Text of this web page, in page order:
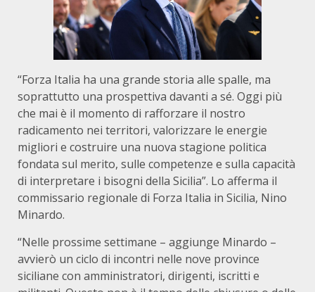
“Forza Italia ha una grande storia alle spalle, ma
soprattutto una prospettiva davanti a sé. Oggi più
che mai è il momento di rafforzare il nostro
radicamento nei territori, valorizzare le energie
migliori e costruire una nuova stagione politica
fondata sul merito, sulle competenze e sulla capacità
di interpretare i bisogni della Sicilia”. Lo afferma il
commissario regionale di Forza Italia in Sicilia, Nino
Minardo.
“Nelle prossime settimane – aggiunge Minardo –
avvierò un ciclo di incontri nelle nove province
siciliane con amministratori, dirigenti, iscritti e